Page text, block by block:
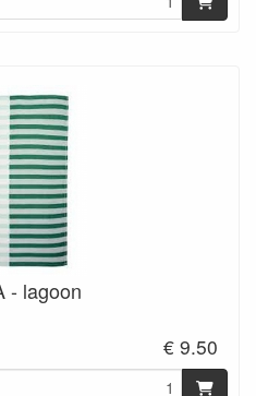
- lagoon
€ 9.50